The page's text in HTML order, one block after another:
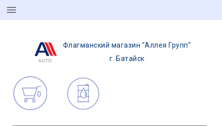
Флагманский магазин "Аллея Групп"
г. Батайск
0